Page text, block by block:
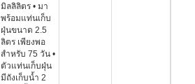
มิลลิลิตร • มา
พร้อมแท่นเก็บ
ฝุ่นขนาด 2.5
ลิตร เพียงพอ
สำหรับ 75 วัน •
ตัวแท่นเก็บฝุ่น
มีถังเก็บน้ำ 2